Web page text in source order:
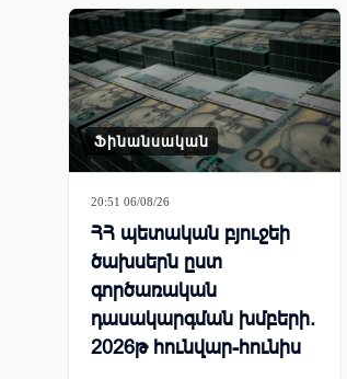
Ֆինանսական
20:51 06/08/26
ՀՀ պետական բյուջեի
ծախսերն ըստ
գործառական
դասակարգման խմբերի.
2026թ հունվար-հունիս